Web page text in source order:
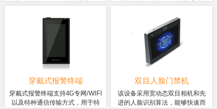
锐T820处理器，内存方面有
4+64G、6+128G、8+256G多个
版本可选，7000毫安聚合物锂
电池长久续航。无线连接方面
支持5G通信、双频WiFi、蓝牙
5.0及定位(北斗/GPS/Glonass)，
交互方面配有多点触控面板和
11个自定义按键。双Type-c接口
支持边充电边使用，优秀的散
热能力可充分发挥XR 计算盒的
训、数据可视化、AI识别等场
景。
显示屏、内置智能安卓系统，
4G/WIFI网络支持，多种传感器
和操控方式等。智物5G+AR全
栈解决方案，和您一起进入未
来工业业务世界 。
穿戴式报警终端
穿戴式报警终端支持4G专网/WIFI
以及特种通信传输方式，用于特
双目人脸门禁机
该设备采用宽动态双目相机和先
进的人脸识别算法，能够快速而